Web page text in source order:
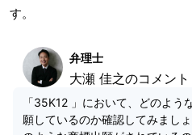
す。
弁理士
大瀬 佳之のコメント
「35K12 」において、どのよう
願しているのか確認してみまし